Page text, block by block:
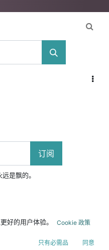
订阅
是飘的。
好的用户体验。 Cookie 政策
只有必需品 同意